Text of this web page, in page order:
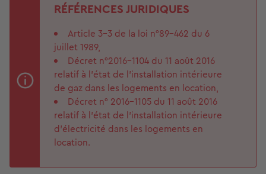
RÉFÉRENCES JURIDIQUES
Article 3-3 de la loi n°89-462 du 6
juillet 1989,
Décret n°2016-1104 du 11 août 2016
relatif à l'état de l'installation intérieure
de gaz dans les logements en location,
Décret n° 2016-1105 du 11 août 2016
relatif à l'état de l'installation intérieure
d'électricité dans les logements en
location.